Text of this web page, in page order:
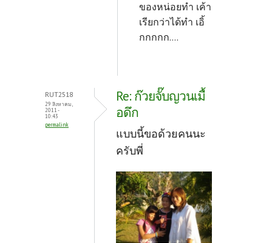
ของหน่อยทำ เค้า
เรียกว่าได้ทำ เอิ้
กกกกก....
RUT2518
29 สิงหาคม,
2011 -
10:43
permalink
Re: ก๊วยจั๊บญวนเมื้
อดึก
แบบนี้ขอด้วยคนนะ
ครับพี่